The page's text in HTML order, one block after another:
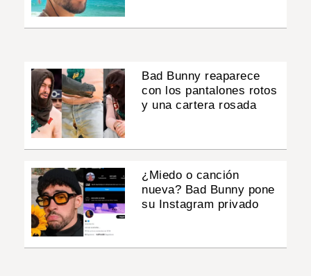
Bad Bunny reaparece
con los pantalones rotos
y una cartera rosada
¿Miedo o canción
nueva? Bad Bunny pone
su Instagram privado